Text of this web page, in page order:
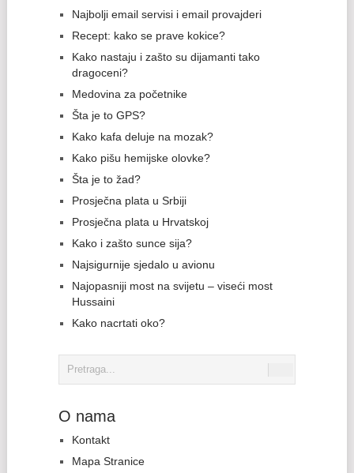
Najbolji email servisi i email provajderi
Recept: kako se prave kokice?
Kako nastaju i zašto su dijamanti tako
dragoceni?
Medovina za početnike
Šta je to GPS?
Kako kafa deluje na mozak?
Kako pišu hemijske olovke?
Šta je to žad?
Prosječna plata u Srbiji
Prosječna plata u Hrvatskoj
Kako i zašto sunce sija?
Najsigurnije sjedalo u avionu
Najopasniji most na svijetu – viseći most
Hussaini
Kako nacrtati oko?
O nama
Kontakt
Mapa Stranice